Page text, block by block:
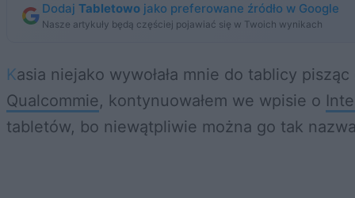
Dodaj Tabletowo jako preferowane źródło w Google
Nasze artykuły będą częściej pojawiać się w Twoich wynikach
Kasia niejako wywołała mnie do tablicy pisząc
Qualcommie, kontynuowałem we wpisie o
tabletów, bo niewątpliwie można go tak